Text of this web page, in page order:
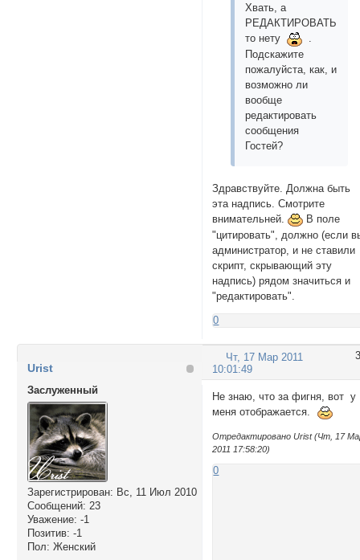
Хвать, а
РЕДАКТИРОВАТЬ
то нету
Подскажите
пожалуйста, как, и
возможно ли
вообще
редактировать
сообщения
Гостей?
Здравствуйте. Должна быть
эта надпись. Смотрите
внимательней.
В поле
"цитировать", должно (если
администратор, и не ставили
скрипт, скрывающий эту
надпись) рядом значиться и
"редактировать".
0
3
Чт, 17 Мар 2011
10:01:49
Urist
Заслуженный
Зарегистрирован: Вс, 11 Июл 2010
Сообщений: 23
Уважение: -1
Позитив: -1
Пол: Женский
Не знаю, что за фигня, вот у
меня отображается.
Отредактировано Urist (Чт, 17
2011 17:58:20)
0